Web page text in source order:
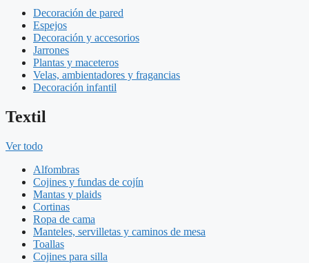
Decoración de pared
Espejos
Decoración y accesorios
Jarrones
Plantas y maceteros
Velas, ambientadores y fragancias
Decoración infantil
Textil
Ver todo
Alfombras
Cojines y fundas de cojín
Mantas y plaids
Cortinas
Ropa de cama
Manteles, servilletas y caminos de mesa
Toallas
Cojines para silla